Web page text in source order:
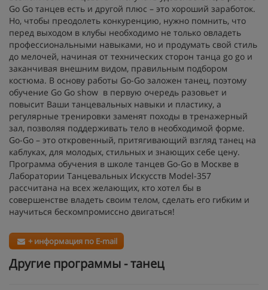
Go Go танцев есть и другой плюс – это хороший заработок.
Но, чтобы преодолеть конкуренцию, нужно помнить, что
перед выходом в клубы необходимо не только овладеть
профессиональными навыками, но и продумать свой стиль
до мелочей, начиная от технических сторон танца go go и
заканчивая внешним видом, правильным подбором
костюма. В основу работы Go-Go заложен танец, поэтому
обучение Go Go show в первую очередь разовьет и
повысит Ваши танцевальных навыки и пластику, а
регулярные тренировки заменят походы в тренажерный
зал, позволяя поддерживать тело в необходимой форме.
Go-Go – это откровенный, притягивающий взгляд танец на
каблуках, для молодых, стильных и знающих себе цену.
Программа обучения в школе танцев Go-Go в Москве в
Лаборатории Танцевальных Искусств Model-357
рассчитана на всех желающих, кто хотел бы в
совершенстве владеть своим телом, сделать его гибким и
научиться бескомпромиссно двигаться!
+ информация по E-mail
Другие программы - танец